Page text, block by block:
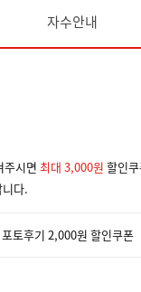
자수안내
주시면 최대 3,000원 할인
다.
포토후기 2,000원 할인쿠폰